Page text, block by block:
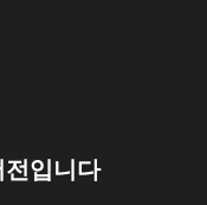
입니다